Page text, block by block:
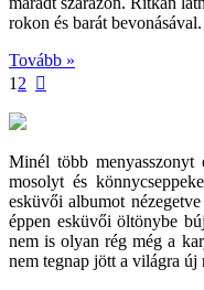
rokon és barát
Tovább »
1 2
Minél több menyasszonyt
mosolyt és
esküvői albumot
éppen esküvői öltönybe
nem is olyan rég még a
nem tegnap jött a világra új